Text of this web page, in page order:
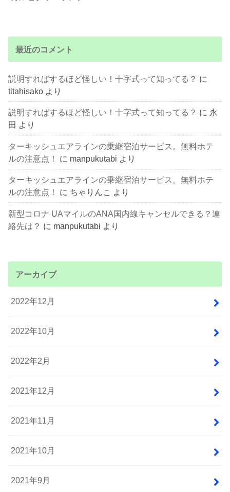
最近のコメント
説明すればするほど怪しい！十字式って知ってる？ に
titahisako より
説明すればするほど怪しい！十字式って知ってる？ に 永
田 より
ターキッシュエアラインの乗継宿泊サービス。無料ホテ
ルの注意点！
に manpukutabi より
ターキッシュエアラインの乗継宿泊サービス。無料ホテ
ルの注意点！
に ちゃりんこ より
新型コロナ UAマイルのANA国内線キャンセルできる？連
絡先は？ に manpukutabi より
アーカイブ
2022年12月
2022年10月
2022年2月
2021年12月
2021年11月
2021年10月
2021年9月